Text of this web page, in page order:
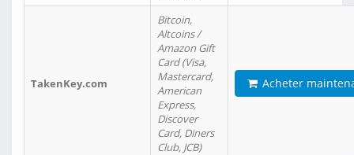
TakenKey.com
Bitcoin,
Altcoins /
Amazon Gift
Card (Visa,
Mastercard,
American
Express,
Discover
Card, Diners
Club, JCB)
Acheter